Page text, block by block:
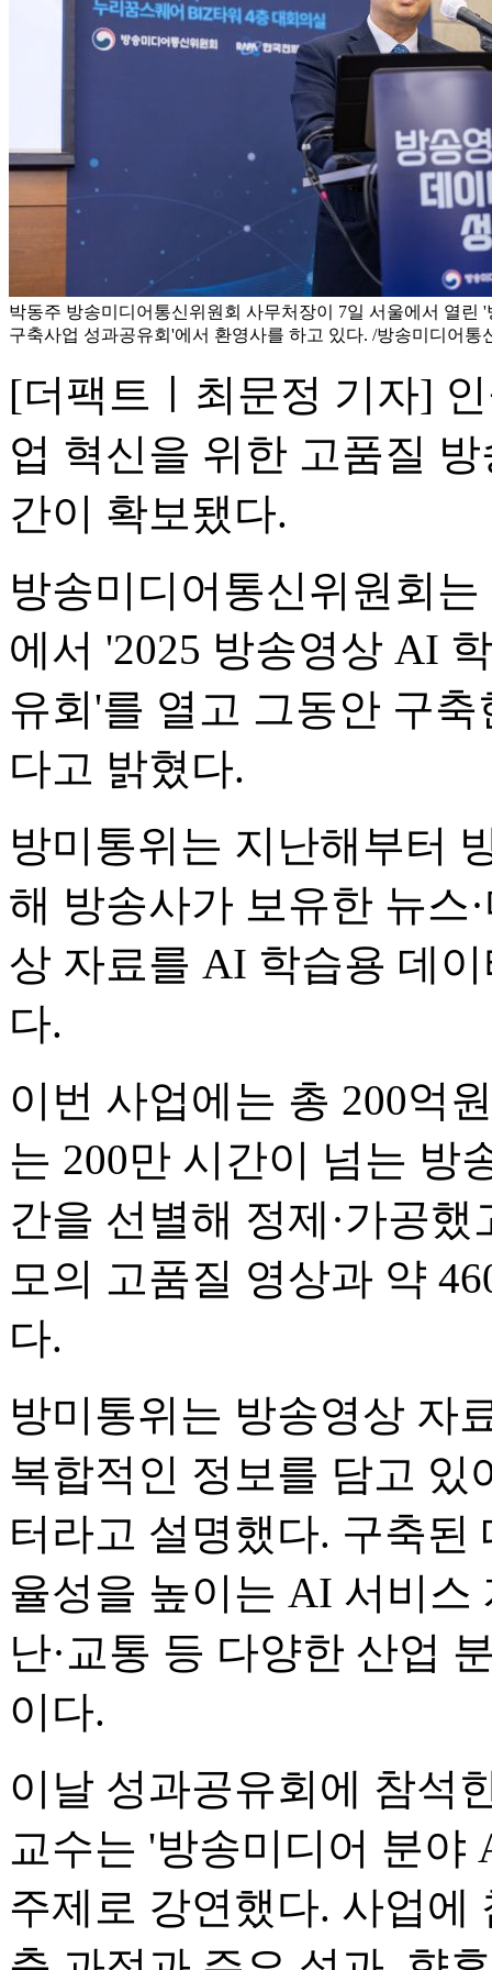
박동주 방송미디어통신위원회 사무처장이 7일 서울에서 열린
구축사업 성과공유회'에서 환영사를 하고 있다. /방송미디어통
[더팩트ㅣ최문정 기자]
업 혁신을 위한 고품질
간이 확보됐다.
방송미디어통신위원회
에서 '2025 방송영상 AI
유회'를 열고 그동안 구
다고 밝혔다.
방미통위는 지난해부터
해 방송사가 보유한 뉴스
상 자료를 AI 학습용 데
다.
이번 사업에는 총 200억
는 200만 시간이 넘는 방
간을 선별해 정제·가공
모의 고품질 영상과 약
다.
방미통위는 방송영상 자
복합적인 정보를 담고
터라고 설명했다. 구축된
율성을 높이는 AI 서비스
난·교통 등 다양한 산업
이다.
이날 성과공유회에 참석
교수는 '방송미디어 분야
주제로 강연했다. 사업에